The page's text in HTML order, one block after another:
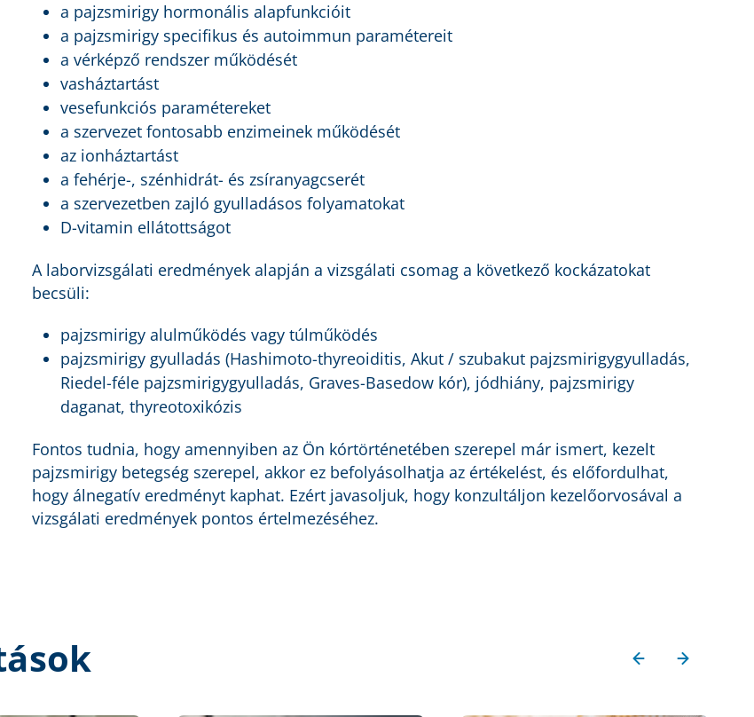
a pajzsmirigy hormonális alapfunkcióit
a pajzsmirigy specifikus és autoimmun paramétereit
a vérképző rendszer működését
vasháztartást
vesefunkciós paramétereket
a szervezet fontosabb enzimeinek működését
az ionháztartást
a fehérje-, szénhidrát- és zsíranyagcserét
a szervezetben zajló gyulladásos folyamatokat
D-vitamin ellátottságot
A laborvizsgálati eredmények alapján a vizsgálati csomag a következő kockázatokat
becsüli:
pajzsmirigy alulműködés vagy túlműködés
pajzsmirigy gyulladás (Hashimoto-thyreoiditis, Akut / szubakut pajzsmirigygyulladás,
Riedel-féle pajzsmirigygyulladás, Graves-Basedow kór), jódhiány, pajzsmirigy
daganat, thyreotoxikózis
Fontos tudnia, hogy amennyiben az Ön kórtörténetében szerepel már ismert, kezelt
pajzsmirigy betegség szerepel, akkor ez befolyásolhatja az értékelést, és előfordulhat,
hogy álnegatív eredményt kaphat. Ezért javasoljuk, hogy konzultáljon kezelőorvosával a
vizsgálati eredmények pontos értelmezéséhez.